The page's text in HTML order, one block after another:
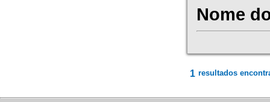
Nome
1 resultados